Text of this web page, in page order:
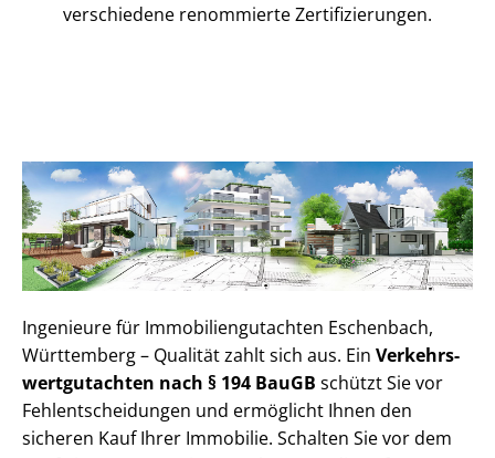
verschiedene renommierte Zer­ti­fi­zie­run­gen.
Ingenieure für Im­mo­bi­li­en­gut­ach­ten Eschenbach,
Württemberg – Qualität zahlt sich aus. Ein Ver­kehrs­
wert­gut­ach­ten nach § 194 BauGB schützt Sie vor
Fehl­ent­schei­dun­gen und ermöglicht Ihnen den
sicheren Kauf Ihrer Immobilie. Schalten Sie vor dem